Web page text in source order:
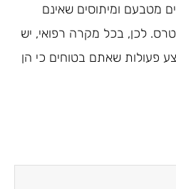
מטבעם ומיתוסים שאינם
לכן, בכל מקרה רפואי, יש
פעולות שאתם בטוחים כי הן